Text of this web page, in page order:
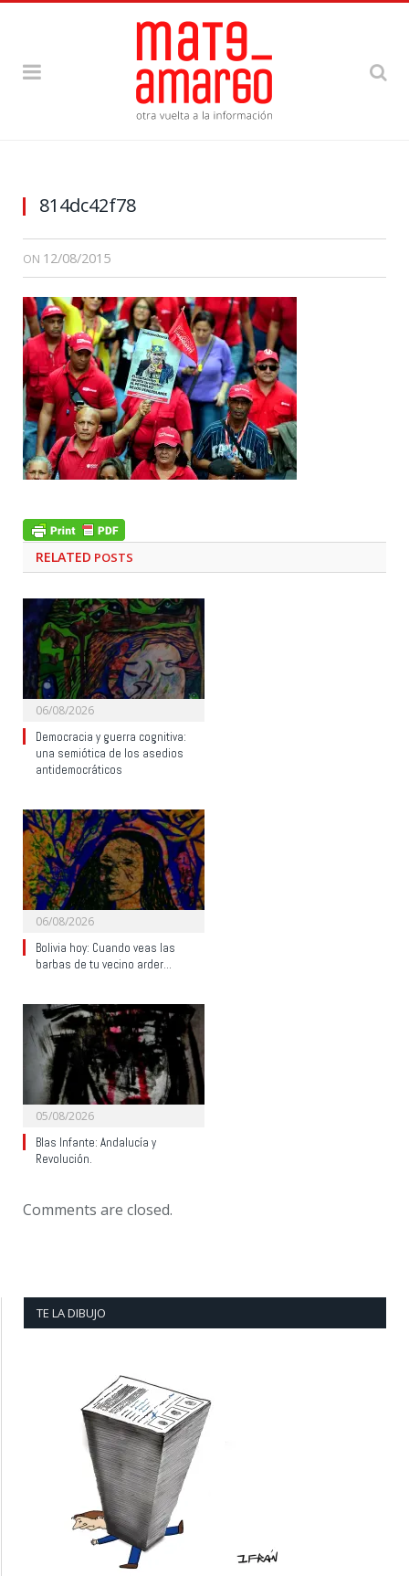
814dc42f78
ON 12/08/2015
RELATED POSTS
06/08/2026
Democracia y guerra cognitiva:
una semiótica de los asedios
antidemocráticos
06/08/2026
Bolivia hoy: Cuando veas las
barbas de tu vecino arder…
05/08/2026
Blas Infante: Andalucía y
Revolución.
Comments are closed.
TE LA DIBUJO